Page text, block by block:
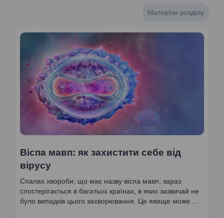
Матеріли розділу
Віспа мавп: як захистити себе від
вірусу
Спалах хвороби, що має назву віспа мавп, зараз
спостерігається в багатьох країнах, в яких зазвичай не
було випадків цього захворювання. Це явище може ...